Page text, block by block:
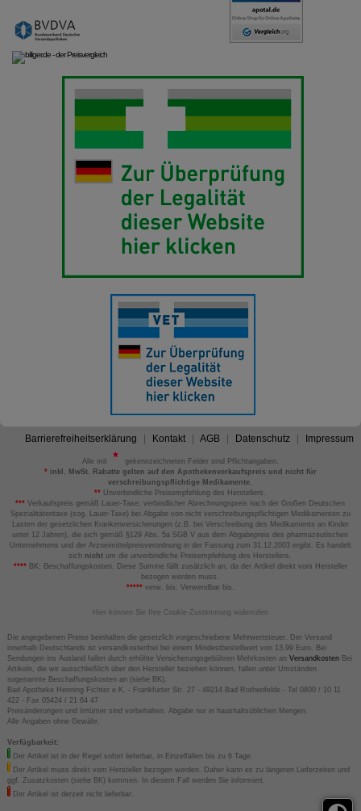
Barrierefreiheitserklärung Kontakt AGB Datenschutz Impressum
Alle mit
gekennzeichneten Felder sind Pflichtangaben.
*inkl. MwSt. Rabatte gelten auf den Apothekenverkaufspreis und nicht für
verschreibungspflichtige Medikamente.
** Unverbindliche Preisempfehlung des Herstellers.
*** Verkaufspreis gemäß Lauer-Taxe; verbindlicher Abrechnungspreis nach der Großen Deutschen
Spezialitätentaxe (sog. Lauer-Taxe) bei Abgabe von nicht verschreibungspflichtigen Medikamenten zu
Lasten der gesetzlichen Krankenversicherungen (z.B. bei Verschreibung des Medikaments an Kinder
unter 12 Jahren), die sich gemäß §129 Abs. 5a SGB V aus dem Abgabepreis des pharmazeutischen
Unternehmens und der Arzneimittelpreisverordnung in der Fassung zum 31.12.2003 ergibt. Es handelt
sich nicht um die unverbindliche Preisempfehlung des Herstellers.
****BK: Beschaffungskosten. Diese Summe fällt zusätzlich an, da der Artikel direkt vom Hersteller
bezogen werden muss.
*****verw. bis: Verwendbar bis.
Hier können Sie Ihre Cookie-Zustimmung widerrufen
Die angegebenen Preise beinhalten die gesetzlich vorgeschriebene Mehrwertsteuer. Der Versand
innerhalb Deutschlands ist versandkostenfrei bei einem Mindestbestellwert von 13,99 Euro. Bei
Sendungen ins Ausland fallen durch erhöhte Versicherungsgebühren Mehrkosten an VersandkostenBei
Artikeln, die wir ausschließlich über den Hersteller beziehen können, fallen unter Umständen
sogenannte Beschaffungskosten an (siehe BK).
Bad Apotheke Henning Fichter e.K. - Frankfurter Str. 27 - 49214 Bad Rothenfelde - Tel 0800 / 10 11
422 - Fax 05424 / 21 64 47
Preisänderungen und Irrtümer sind vorbehalten. Abgabe nur in haushaltsüblichen Mengen.
Alle Angaben ohne Gewähr.
Verfügbarkeit:
Der Artikel ist in der Regel sofort lieferbar, in Einzelfällen bis zu 6 Tage.
Der Artikel muss direkt vom Hersteller bezogen werden. Daher kann es zu längeren Lieferzeiten und
ggf. Zusatzkosten (siehe BK) kommen. In diesem Fall werden Sie informiert.
Der Artikel ist derzeit nicht lieferbar.